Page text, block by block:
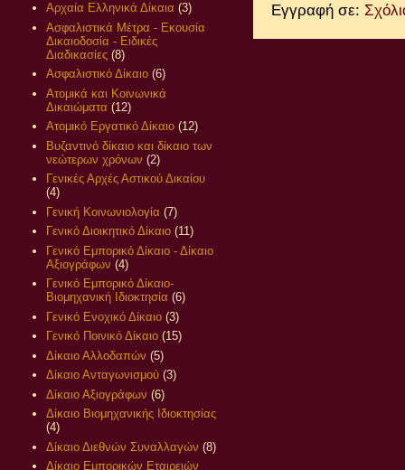
Εγγραφή σε:
Αρχαία Ελληνικά Δίκαια (3)
Ασφαλιστικά Μέτρα - Εκουσία
Δικαιοδοσία - Ειδικές
Διαδικασίες (8)
Ασφαλιστικό Δίκαιο (6)
Ατομικά και Κοινωνικά
Δικαιώματα (12)
Ατομικό Εργατικό Δίκαιο (12)
Βυζαντινό δίκαιο και δίκαιο των
νεώτερων χρόνων (2)
Γενικές Αρχές Αστικού Δικαίου
(4)
Γενική Κοινωνιολογία (7)
Γενικό Διοικητικό Δίκαιο (11)
Γενικό Εμπορικό Δίκαιο - Δίκαιο
Αξιογράφων (4)
Γενικό Εμπορικό Δίκαιο-
Βιομηχανική Ιδιοκτησία (6)
Γενικό Ενοχικό Δίκαιο (3)
Γενικό Ποινικό Δίκαιο (15)
Δίκαιο Αλλοδαπών (5)
Δίκαιο Ανταγωνισμού (3)
Δίκαιο Αξιογράφων (6)
Δίκαιο Βιομηχανικής Ιδιοκτησίας
(4)
Δίκαιο Διεθνών Συναλλαγών (8)
Δίκαιο Εμπορικών Εταιρειών